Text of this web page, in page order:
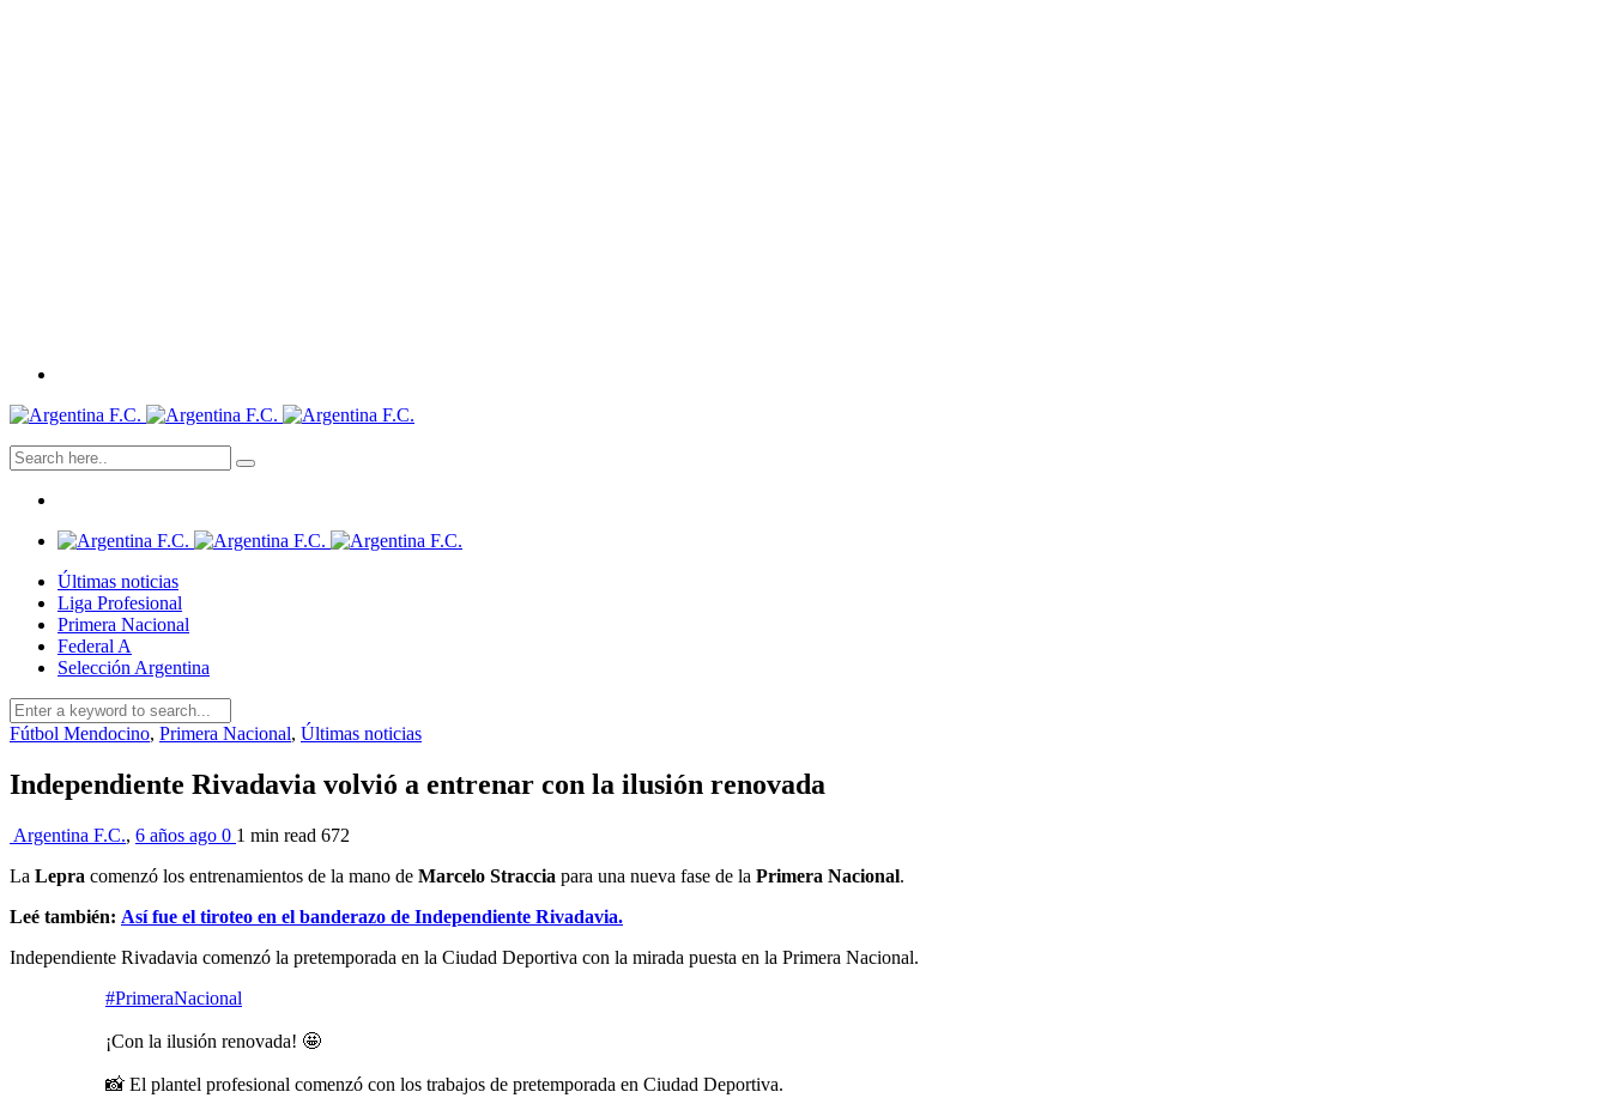
Últimas noticias
Liga Profesional
Primera Nacional
Federal A
Selección Argentina
Fútbol Mendocino, Primera Nacional, Últimas noticias
Independiente Rivadavia volvió a entrenar con la ilusión renovada
Argentina F.C., 6 años ago 0 1 min read 672
La Lepra comenzó los entrenamientos de la mano de Marcelo Straccia para una nueva fase de la Primera Nacional.
Leé también: Así fue el tiroteo en el banderazo de Independiente Rivadavia.
Independiente Rivadavia comenzó la pretemporada en la Ciudad Deportiva con la mirada puesta en la Primera Nacional.
#PrimeraNacional
¡Con la ilusión renovada! 🤩
📸 El plantel profesional comenzó con los trabajos de pretemporada en Ciudad Deportiva.